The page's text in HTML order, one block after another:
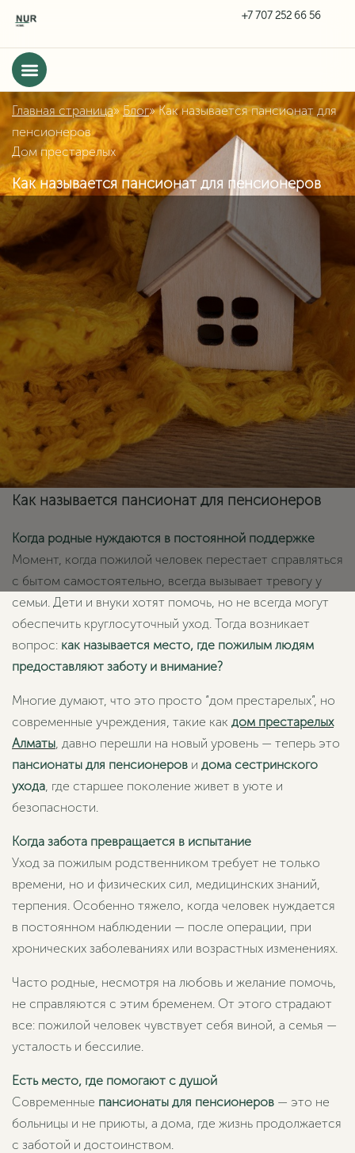
Главная страница»Блог»Как называется пансионат для
пенсионеров
Дом престарелых
Как называется пансионат для пенсионеров
Как называется пансионат для пенсионеров
Когда родные нуждаются в постоянной поддержке
Момент, когда пожилой человек перестает справляться
с бытом самостоятельно, всегда вызывает тревогу у
семьи. Дети и внуки хотят помочь, но не всегда могут
обеспечить круглосуточный уход. Тогда возникает
вопрос: как называется место, где пожилым людям
предоставляют заботу и внимание?
Многие думают, что это просто “дом престарелых”, но
современные учреждения, такие как дом престарелых
Алматы , давно перешли на новый уровень — теперь это
пансионаты для пенсионеров и дома сестринского
ухода , где старшее поколение живет в уюте и
безопасности.
Когда забота превращается в испытание
Уход за пожилым родственником требует не только
времени, но и физических сил, медицинских знаний,
терпения. Особенно тяжело, когда человек нуждается
в постоянном наблюдении — после операции, при
хронических заболеваниях или возрастных изменениях.
Часто родные, несмотря на любовь и желание помочь,
не справляются с этим бременем. От этого страдают
все: пожилой человек чувствует себя виной, а семья —
усталость и бессилие.
Есть место, где помогают с душой
Современные пансионаты для пенсионеров — это не
больницы и не приюты, а дома, где жизнь продолжается
с заботой и достоинством.